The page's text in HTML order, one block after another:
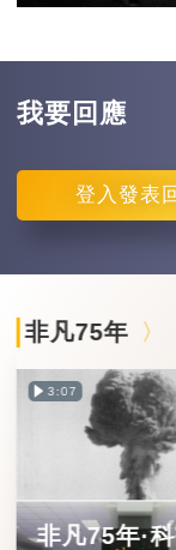
我要回應
登入 發表
非凡75年
3:07
非凡75年·